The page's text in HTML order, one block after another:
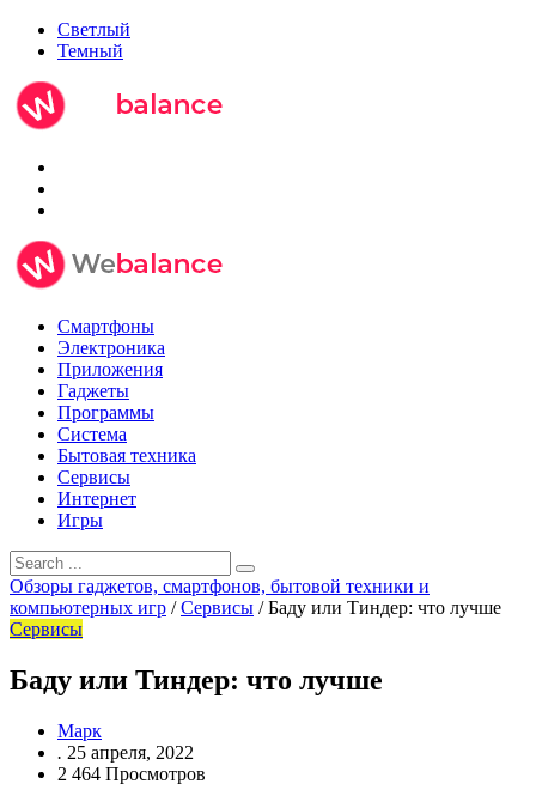
Светлый
Темный
Смартфоны
Электроника
Приложения
Гаджеты
Программы
Система
Бытовая техника
Сервисы
Интернет
Игры
Обзоры гаджетов, смартфонов, бытовой техники и
компьютерных игр /Сервисы /Баду или Тиндер: что лучше
Сервисы
Баду или Тиндер: что лучше
Марк
. 25 апреля, 2022
2 464 Просмотров